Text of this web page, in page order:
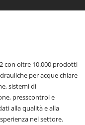
con oltre 10.000 prodotti
per acque chiare
sistemi di
presscontrol e
alla qualità e alla
nel settore.